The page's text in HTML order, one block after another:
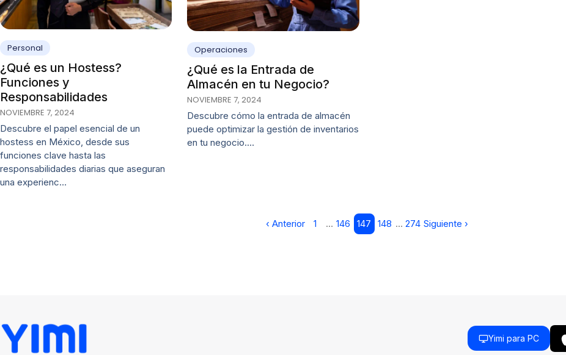
Personal
¿Qué es un Hostess?
Funciones y
Responsabilidades
NOVIEMBRE 7, 2024
Descubre el papel esencial de un
hostess en México, desde sus
funciones clave hasta las
responsabilidades diarias que aseguran
una experienc…
Operaciones
¿Qué es la Entrada de
Almacén en tu Negocio?
NOVIEMBRE 7, 2024
Descubre cómo la entrada de almacén
puede optimizar la gestión de inventarios
en tu negocio.…
‹ Anterior 1 … 146 147 148 … 274 Siguiente ›
Yimi para PC